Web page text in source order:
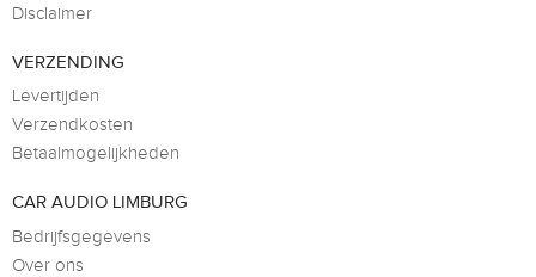
Disclaimer
VERZENDING
Levertijden
Verzendkosten
Betaalmogelijkheden
CAR AUDIO LIMBURG
Bedrijfsgegevens
Over ons